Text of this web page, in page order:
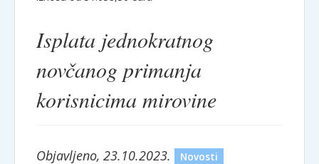
Isplata jednokratnog
novčanog primanja
korisnicima mirovine
Objavljeno, 23.10.2023. Novosti